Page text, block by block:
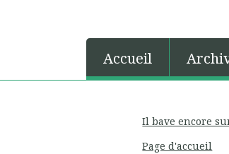
Accueil
Il bave encore
Page d'accueil